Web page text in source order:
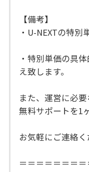
【備考】
・U-NEXTの特別
・特別単価の具
え致します。
また、運営に必
無料サポートを1
お気軽にご連絡く
＝＝＝＝＝＝＝